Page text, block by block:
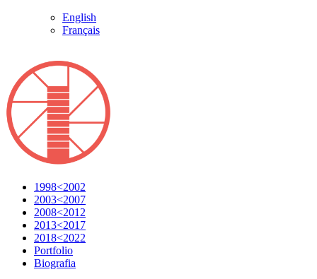
English
Français
1998<2002
2003<2007
2008<2012
2013<2017
2018<2022
Portfolio
Biografia